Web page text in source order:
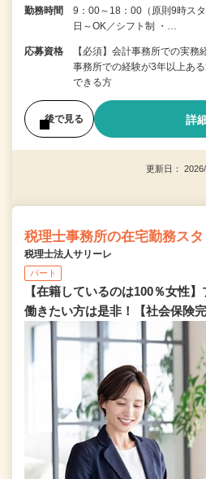
勤務時間
9：00～18：00（原則9時ス
日～OK／シフト制 ・…
応募資格
【必須】会計事務所での実
事務所での経験が3年以上あ
できる方
後で見る 詳
更新日：
税理士事務所の在宅勤務スタ
税理士法人サリーレ
パート
【在籍しているのは100％女性
働きたい方は是非！【社会保険完